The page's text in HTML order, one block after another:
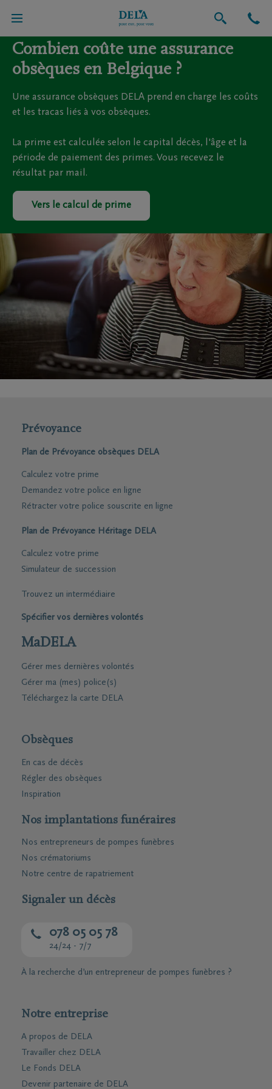
Combien coûte une assurance
obsèques en Belgique ?
Une assurance obsèques DELA prend en charge les coûts
et les tracas liés à vos obsèques.
La prime est calculée selon le capital décès, l'âge et la
période de paiement des primes. Vous recevez le
résultat par mail.
Vers le calcul de prime
Prévoyance
Plan de Prévoyance obsèques DELA
Calculez votre prime
Demandez votre police en ligne
Rétracter votre police souscrite en ligne
Plan de Prévoyance Héritage DELA
Calculez votre prime
Simulateur de succession
Trouvez un intermédiaire
Spécifier vos dernières volontés
MaDELA
Gérer mes dernières volontés
Gérer ma (mes) police(s)
Téléchargez la carte DELA
Obsèques
En cas de décès
Régler des obsèques
Inspiration
Nos implantations funéraires
Nos entrepreneurs de pompes funèbres
Nos crématoriums
Notre centre de rapatriement
Signaler un décès
078 05 05 78
24/24 - 7/7
À la recherche d’un entrepreneur de pompes funèbres ?
Notre entreprise
A propos de DELA
Travailler chez DELA
Le Fonds DELA
Devenir partenaire de DELA